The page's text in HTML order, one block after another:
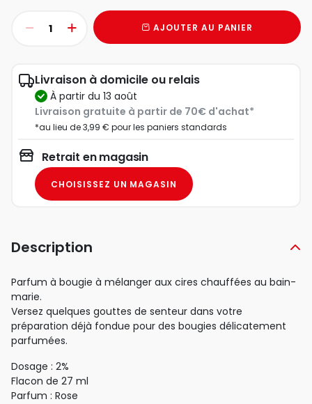
AJOUTER AU PANIER
Livraison à domicile ou relais
à partir du 13 août
Livraison gratuite à partir de 70€ d'achat*
*au lieu de 3,99 € pour les paniers standards
Retrait en magasin
CHOISISSEZ UN MAGASIN
Description
Parfum à bougie à mélanger aux cires chauffées au bain-
marie.
Versez quelques gouttes de senteur dans votre
préparation déjà fondue pour des bougies délicatement
parfumées.
Dosage : 2%
Flacon de 27 ml
Parfum : Rose